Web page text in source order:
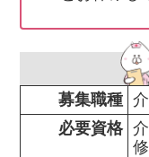
募集職種
必要資格